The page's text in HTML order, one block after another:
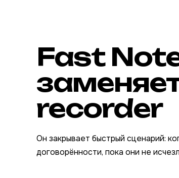
Fast
recorder
Он закрывает быстрый сценарий:
договорённости, пока они не